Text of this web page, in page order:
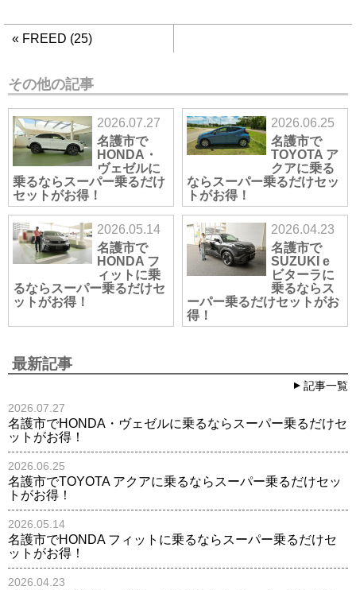
« FREED (25)
その他の記事
2026.07.27
名護市で
HONDA・
ヴェゼルに
乗るならスーパー乗るだけ
セットがお得！
2026.06.25
名護市で
TOYOTA ア
クアに乗る
ならスーパー乗るだけセッ
トがお得！
2026.05.14
名護市で
HONDA フ
ィットに乗
るならスーパー乗るだけセ
ットがお得！
2026.04.23
名護市で
SUZUKI e
ビターラに
乗るならス
ーパー乗るだけセットがお
得！
最新記事
記事一覧
2026.07.27
名護市でHONDA・ヴェゼルに乗るならスーパー乗るだけセ
ットがお得！
2026.06.25
名護市でTOYOTA アクアに乗るならスーパー乗るだけセッ
トがお得！
2026.05.14
名護市でHONDA フィットに乗るならスーパー乗るだけセ
ットがお得！
2026.04.23